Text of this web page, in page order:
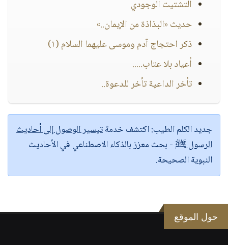
التشتيت الوجودي
حديث «البذاذة من الإيمان..»
ذكر احتجاج آدم وموسى عليهما السلام (١)
أعياد بلا عتاب.....
تأخر الداعية تأخر للدعوة..
جديد الكلم الطيب:اكتشف خدمةتيسير الوصول إلى أحاديث
الرسول ﷺ - بحث معزز بالذكاء الاصطناعي في الأحاديث
النبوية الصحيحة.
حول الموقع